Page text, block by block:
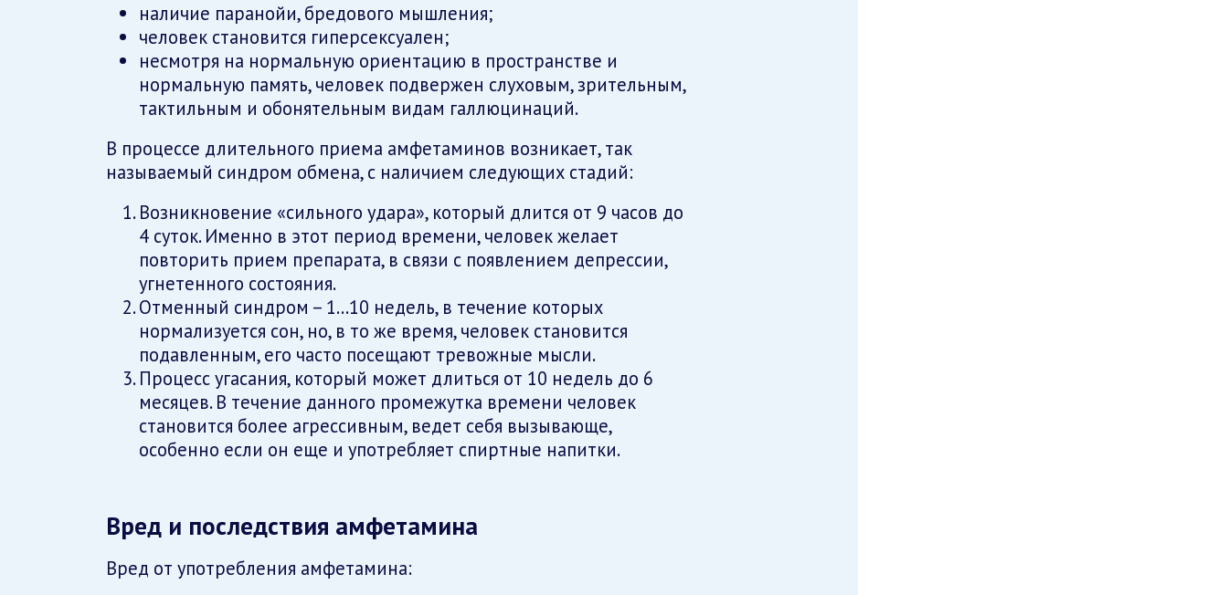
наличие паранойи, бредового мышления;
человек становится гиперсексуален;
несмотря на нормальную ориентацию в пространстве и
нормальную память, человек подвержен слуховым, зрительным,
тактильным и обонятельным видам галлюцинаций.
В процессе длительного приема амфетаминов возникает, так
называемый синдром обмена, с наличием следующих стадий:
Возникновение «сильного удара», который длится от 9 часов до
4 суток. Именно в этот период времени, человек желает
повторить прием препарата, в связи с появлением депрессии,
угнетенного состояния.
Отменный синдром – 1…10 недель, в течение которых
нормализуется сон, но, в то же время, человек становится
подавленным, его часто посещают тревожные мысли.
Процесс угасания, который может длиться от 10 недель до 6
месяцев. В течение данного промежутка времени человек
становится более агрессивным, ведет себя вызывающе,
особенно если он еще и употребляет спиртные напитки.
Вред и последствия амфетамина
Вред от употребления амфетамина: